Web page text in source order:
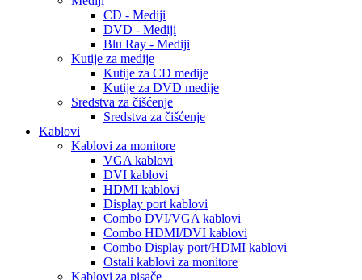
CD - Mediji
DVD - Mediji
Blu Ray - Mediji
Kutije za medije
Kutije za CD medije
Kutije za DVD medije
Sredstva za čišćenje
Sredstva za čišćenje
Kablovi
Kablovi za monitore
VGA kablovi
DVI kablovi
HDMI kablovi
Display port kablovi
Combo DVI/VGA kablovi
Combo HDMI/DVI kablovi
Combo Display port/HDMI kablovi
Ostali kablovi za monitore
Kablovi za pisače